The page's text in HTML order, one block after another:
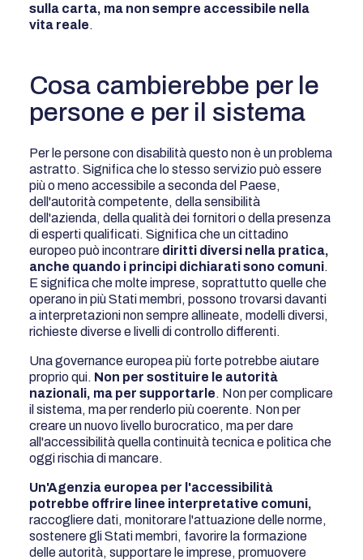
sulla carta, ma non sempre accessibile nella
vita reale.
Cosa cambierebbe per le
persone e per il sistema
Per le persone con disabilità questo non è un problema
astratto. Significa che lo stesso servizio può essere
più o meno accessibile a seconda del Paese,
dell'autorità competente, della sensibilità
dell'azienda, della qualità dei fornitori o della presenza
di esperti qualificati. Significa che un cittadino
europeo può incontrare diritti diversi nella pratica,
anche quando i principi dichiarati sono comuni.
E significa che molte imprese, soprattutto quelle che
operano in più Stati membri, possono trovarsi davanti
a interpretazioni non sempre allineate, modelli diversi,
richieste diverse e livelli di controllo differenti.
Una governance europea più forte potrebbe aiutare
proprio qui. Non per sostituire le autorità
nazionali, ma per supportarle. Non per complicare
il sistema, ma per renderlo più coerente. Non per
creare un nuovo livello burocratico, ma per dare
all'accessibilità quella continuità tecnica e politica che
oggi rischia di mancare.
Un'Agenzia europea per l'accessibilità
potrebbe offrire linee interpretative comuni,
raccogliere dati, monitorare l'attuazione delle norme,
sostenere gli Stati membri, favorire la formazione
delle autorità, supportare le imprese, promuovere